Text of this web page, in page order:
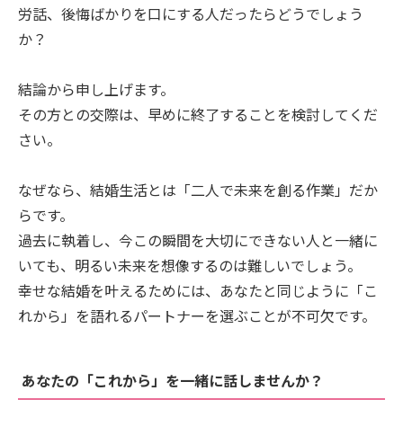
労話、後悔ばかりを口にする人だったらどうでしょう
か？
結論から申し上げます。
その方との交際は、早めに終了することを検討してくだ
さい。
なぜなら、結婚生活とは「二人で未来を創る作業」だか
らです。
過去に執着し、今この瞬間を大切にできない人と一緒に
いても、明るい未来を想像するのは難しいでしょう。
幸せな結婚を叶えるためには、あなたと同じように「こ
れから」を語れるパートナーを選ぶことが不可欠です。
あなたの「これから」を一緒に話しませんか？